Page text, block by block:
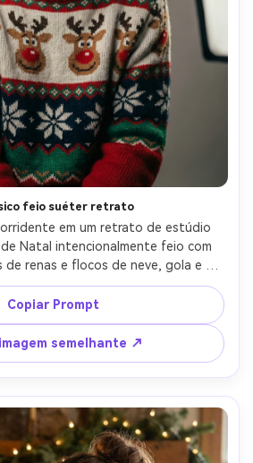
feio suéter retrato
em um retrato de estúdio
Natal intencionalmente feio com
de renas e flocos de neve, gola e
grossos, textura de malha grossa
de tecido natural, pano de fundo
luz de chave softbox com
tirado em Sony A7IV 85mm f/1.4,
profundidade de campo rasa,
textura de pele fotorealista,
de retrato de férias editorial-AR 4:5
Copiar Prompt
semelhante ↗